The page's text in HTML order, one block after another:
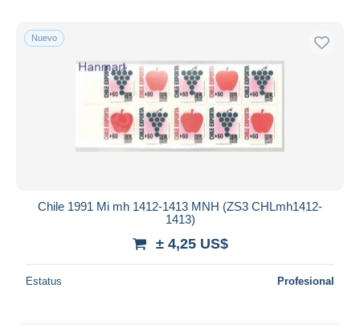
Nuevo
Chile 1991 Mi mh 1412-1413 MNH (ZS3 CHLmh1412-
1413)
± 4,25 US$
Estatus Profesional